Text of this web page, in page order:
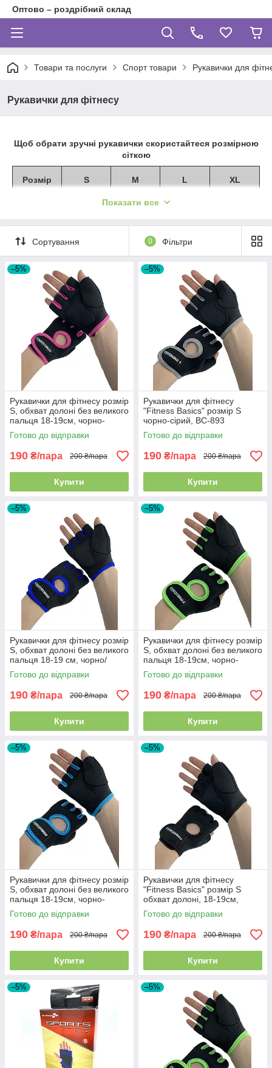
Оптово – роздрібний склад
Товари та послуги Спорт товари Рукавички для
Рукавички для фітнесу
Щоб обрати зручні рукавички скористайтеся розмірною
сіткою
Розмір S M L XL
без
великого
пальця,
20-22 23-24
Показати все
Сортування 0 Фільтри
–5%
Рукавички для фітнесу розмір
S, обхват долоні без великого
пальця 18-19см, чорно-
рожеві, BC-893
Готово до відправки
190 ₴/пара 200 ₴/пара
Купити
–5%
Рукавички для фітнесу
"Fitness Basics" розмір S
чорно-сірий, BC-893
Готово до відправки
190 ₴/пара 200 ₴/пара
Купити
–5%
Рукавички для фітнесу розмір
S, обхват долоні без великого
пальця 18-19 см, чорно/
синій, BC-893
Готово до відправки
190 ₴/пара 200 ₴/пара
Купити
–5%
Рукавички для фітнесу розмір
S, обхват долоні без великого
пальця 18-19см, чорно-
салатовий, BC-893
Готово до відправки
190 ₴/пара 200 ₴/пара
Купити
–5%
Рукавички для фітнесу розмір
S, обхват долоні без великого
пальця 18-19см, чорно-
блакитні, BC-893
Готово до відправки
190 ₴/пара 200 ₴/пара
Купити
–5%
Рукавички для фітнесу
"Fitness Basics" розмір S
обхват долоні, 18-19см,
чорний, BC-893
Готово до відправки
190 ₴/пара 200 ₴/пара
Купити
–5% –5%